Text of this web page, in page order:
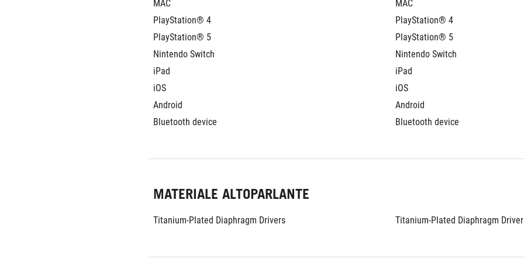
MAC
PlayStation® 4
PlayStation® 5
Nintendo Switch
iPad
iOS
Android
Bluetooth device
MAC
PlayStation® 4
PlayStation® 5
Nintendo Switch
iPad
iOS
Android
Bluetooth device
MATERIALE ALTOPARLANTE
Titanium-Plated Diaphragm Drivers Titanium-Plated Diaphragm